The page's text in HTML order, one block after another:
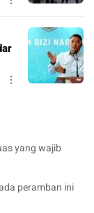
yang wajib
peramban ini